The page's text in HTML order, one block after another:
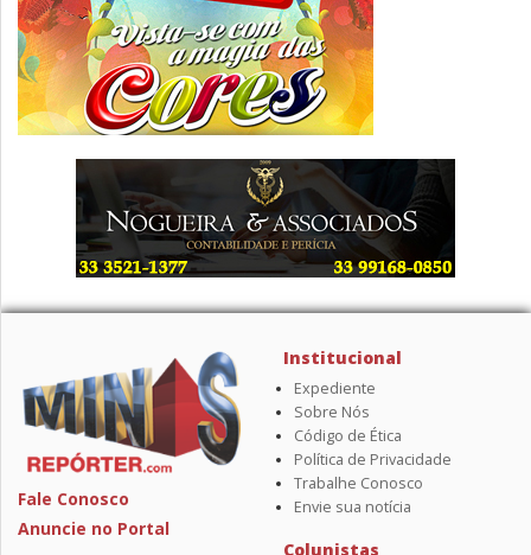
Fale Conosco
Anuncie no Portal
Institucional
Expediente
Sobre Nós
Código de Ética
Política de Privacidade
Trabalhe Conosco
Envie sua notícia
Colunistas